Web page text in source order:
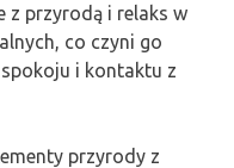
z przyrodą i relaks w
co czyni go
i kontaktu z
przyrody z